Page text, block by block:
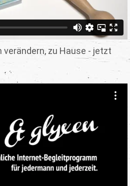
verändern, zu Hause - jetzt